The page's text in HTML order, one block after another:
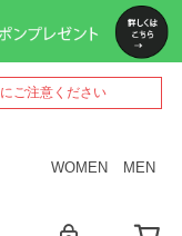
ご注意ください
WOMEN MEN
ペー
ジト
ップ
へ